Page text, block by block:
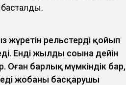
жүретін рельстерді қойып
Енді жылдың соңына дейін
Оған барлық мүмкіндік бар,
жобаның басқарушы